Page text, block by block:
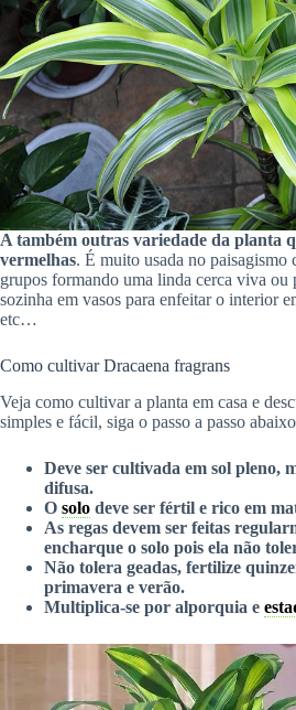
A também outras variedade da planta
vermelhas. É muito usada no paisagismo
grupos formando uma linda cerca viva ou
sozinha em vasos para enfeitar o interior
etc…
Como cultivar Dracaena fragrans
Veja como cultivar a planta em casa e
simples e fácil, siga o passo a passo
Deve ser cultivada em sol pleno,
difusa.
O solo deve ser fértil e rico em
As regas devem ser feitas
encharque o solo pois ela não
Não tolera geadas, fertilize
primavera e verão.
Multiplica-se por alporquia e